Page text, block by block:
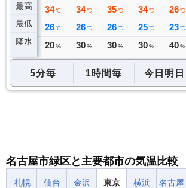
最高
最低
降水
34 ℃
26 ℃
0 ミリ
34 ℃
26 ℃
20 %
34 ℃
26 ℃
30 %
35 ℃
26 ℃
30 %
34 ℃
25 ℃
30 %
26 ℃
23 ℃
40 %
5分毎 1時間毎 今日明日
名古屋市緑区と主要都市の気温比較
札幌 仙台 金沢 東京 横浜 名古屋